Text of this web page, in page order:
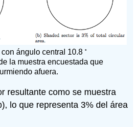
con ángulo central 10.8◦
la muestra encuestada que
afuera.
resultante como se muestra
lo que representa 3% del área